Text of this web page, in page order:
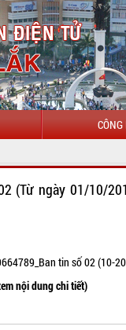
(Từ ngày 01/10/
tin số 02 (10-
nội dung chi tiết)